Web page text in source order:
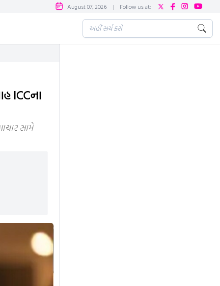
August 07, 2026 | Follow us at:
ICCના
સામે